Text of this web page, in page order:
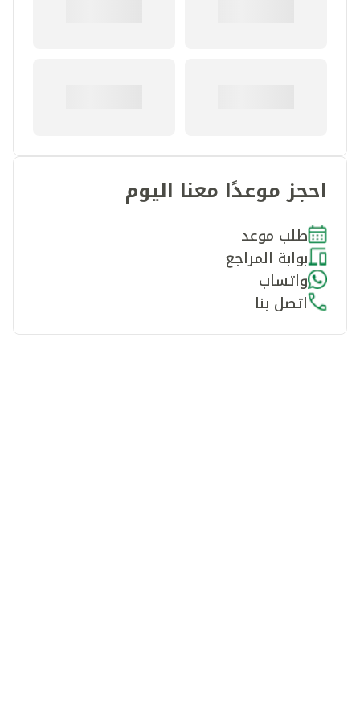
احجز موعدًا معنا اليوم
طلب موعد
بوابة المراجع
واتساب
اتصل بنا